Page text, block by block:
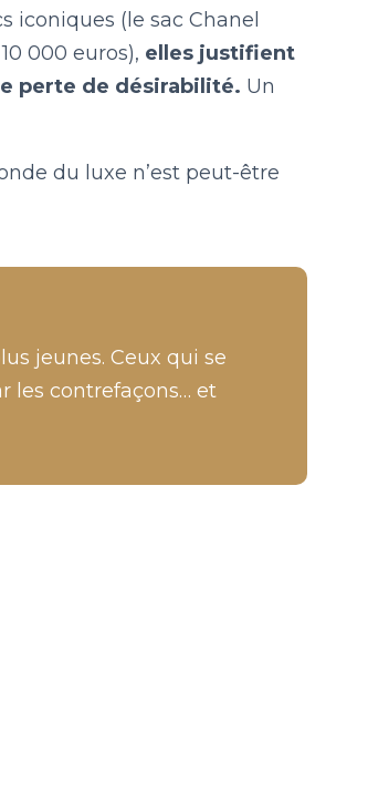
iconiques (le sac Chanel
000 euros), elles justifient
perte de désirabilité. Un
du luxe n’est peut-être
jeunes. Ceux qui se
les contrefaçons… et